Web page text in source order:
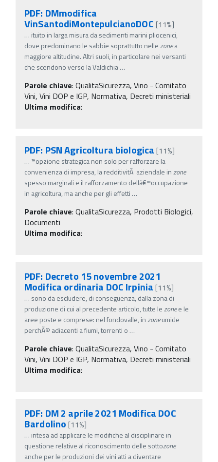
PDF: DMmodifica
VinSantodiMontepulcianoDOC [11%]
… ituito in larga misura da sedimenti marini pliocenici,
dove predominano le sabbie soprattutto nellezonea
maggiore altitudine. Altri suoli, in particolare nei versanti
che scendono verso la Valdichia…
Parole chiave: QualitaSicurezza, Vino - Comitato
Vini, Vini DOP e IGP, Normativa, Decreti ministeriali
Ultima modifica:
PDF: PSN Agricoltura biologica [11%]
… ™opzione strategica non solo per rafforzare la
convenienza di impresa, la redditivitÃ aziendale inzone
spesso marginali e il rafforzamento dellâ€™occupazione
in agricoltura, ma anche per gli effetti …
Parole chiave: QualitaSicurezza, Prodotti Biologici,
Documenti
Ultima modifica:
PDF: Decreto 15 novembre 2021
Modifica ordinaria DOC Irpinia [11%]
… sono da escludere, di conseguenza, dalla zona di
produzione di cui al precedente articolo, tutte lezonee le
aree poste e comprese: nel fondovalle, inzoneumide
perchÃ© adiacenti a fiumi, torrenti o …
Parole chiave: QualitaSicurezza, Vino - Comitato
Vini, Vini DOP e IGP, Normativa, Decreti ministeriali
Ultima modifica:
PDF: DM 2 aprile 2021 Modifica DOC
Bardolino [11%]
… intesa ad applicare le modifiche al disciplinare in
questione relative al riconoscimento delle sottozone
anche per le produzioni dei vini atti a diventare